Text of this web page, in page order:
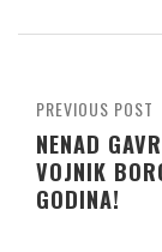
PREVIOUS POST
NENAD
VOJNIK
GODINA!